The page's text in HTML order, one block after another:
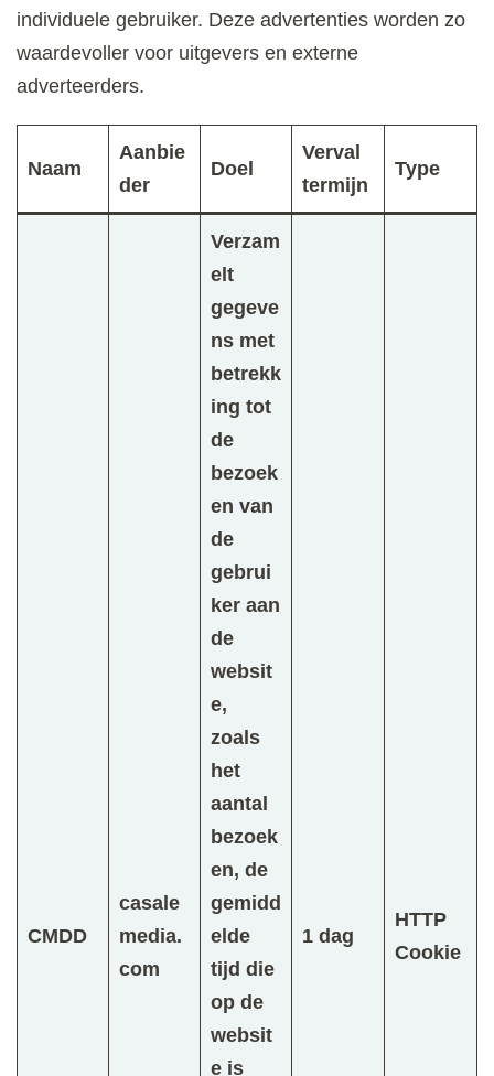
individuele gebruiker. Deze advertenties worden zo
waardevoller voor uitgevers en externe
adverteerders.
Naam
Aanbie
der
Doel
Verval
termijn
Type
CMDD
casale
media.
com
Verzam
elt
gegeve
ns met
betrekk
ing tot
de
bezoek
en van
de
gebrui
ker aan
de
websit
e,
zoals
het
aantal
bezoek
en, de
gemidd
elde
tijd die
op de
websit
e is
1 dag
HTTP
Cookie